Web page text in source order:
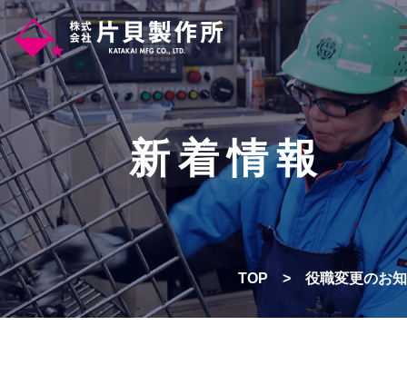
新着情報
TOP > 役職変更のお